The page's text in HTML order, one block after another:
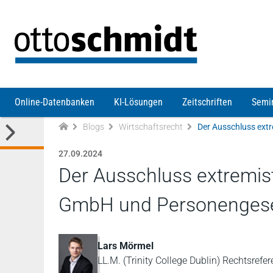
Online-Datenbanken KI-Lösungen Zeitschriften
Blogs Wirtschaftsrecht
27.09.2024
Der Ausschluss
GmbH und
Lars Mörmel
LL.M. (Trinity College Dublin)